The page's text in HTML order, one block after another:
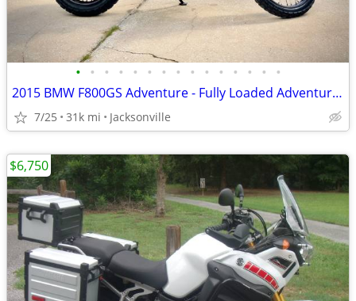
• • • • • • • • • • • • • • •
2015 BMW F800GS Adventure - Fully Loaded Adventure Machine
7/25 31k mi Jacksonville
$6,750